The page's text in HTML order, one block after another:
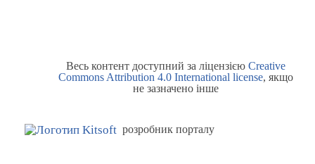
Весь контент доступний за ліцензією Creative
Commons Attribution 4.0 International license, якщо
не зазначено інше
розробник порталу